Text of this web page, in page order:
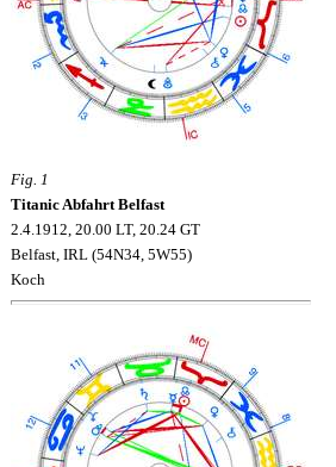
Fig. 1
Titanic Abfahrt Belfast
2.4.1912, 20.00 LT, 20.24 GT
Belfast, IRL (54N34, 5W55)
Koch